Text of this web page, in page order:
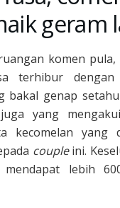
geram
komen
terhibur
bakal genap
yang
kecomelan yang
coupleini.
lebih